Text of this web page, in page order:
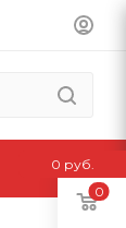
0
0 руб.